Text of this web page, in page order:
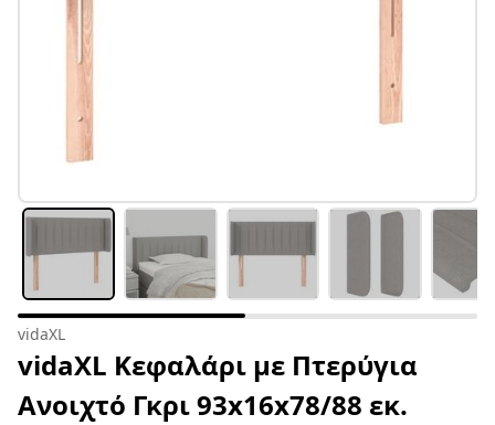
vidaXL
vidaXL Κεφαλάρι με Πτερύγια
Ανοιχτό Γκρι 93x16x78/88 εκ.